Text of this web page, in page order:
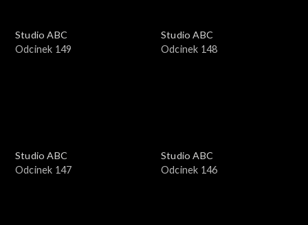
Studio ABC
Odcinek 149
Studio ABC
Odcinek 148
Studio ABC
Odcinek 147
Studio ABC
Odcinek 146